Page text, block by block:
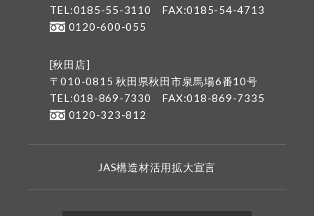
TEL:0185-55-3110
FAX:0185-54-4713
0120-600-055
[秋田店]
〒010-0815 秋田県秋田市泉馬場6番10号
TEL:018-869-7330
FAX:018-869-7335
0120-323-812
JAS構造材活用拡大宣言